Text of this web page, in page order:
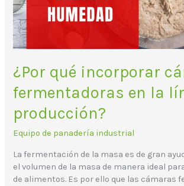
¿Por qué incorporar
fermentadoras en la
producción?
Equipo de panadería industrial
La fermentación de la masa es de gran
el volumen de la masa de manera ideal
de alimentos. Es por ello que las cámaras
línea
de
producción?